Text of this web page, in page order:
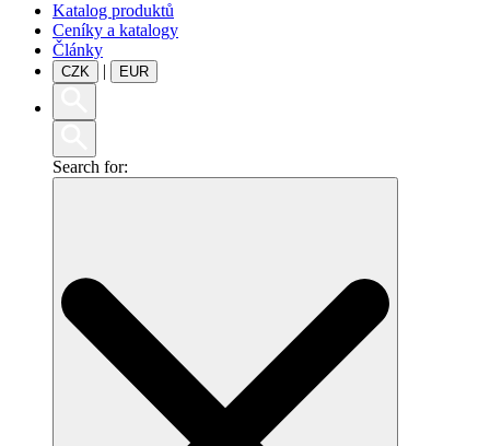
Katalog produktů
Ceníky a katalogy
Články
CZK | EUR
Search for: